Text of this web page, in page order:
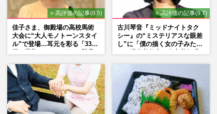
⭐ 高評価の記事(8.5)
佳子さま、御殿場の高校馬術
大会に“大人モノトーンスタイ
ル”で登場…耳元を彩る「3300
⭐ 高評価の記事(9.7)
古川琴音『ミッドナイトタク
シー』の“ミステリアスな眼差
し”に「僕の描く女の子みた